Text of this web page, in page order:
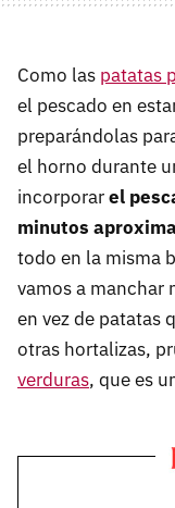
Como las patatas
el pescado en
preparándolas
el horno durante
incorporarel
minutos
todo en la misma
vamos a manchar
en vez de patatas
otras hortalizas,
verduras, que es